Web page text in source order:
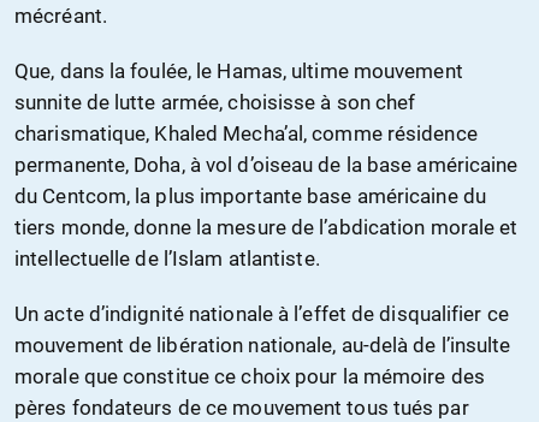
mécréant.
Que, dans la foulée, le Hamas, ultime mouvement
sunnite de lutte armée, choisisse à son chef
charismatique, Khaled Mecha’al, comme résidence
permanente, Doha, à vol d’oiseau de la base américaine
du Centcom, la plus importante base américaine du
tiers monde, donne la mesure de l’abdication morale et
intellectuelle de l’Islam atlantiste.
Un acte d’indignité nationale à l’effet de disqualifier ce
mouvement de libération nationale, au-delà de l’insulte
morale que constitue ce choix pour la mémoire des
pères fondateurs de ce mouvement tous tués par